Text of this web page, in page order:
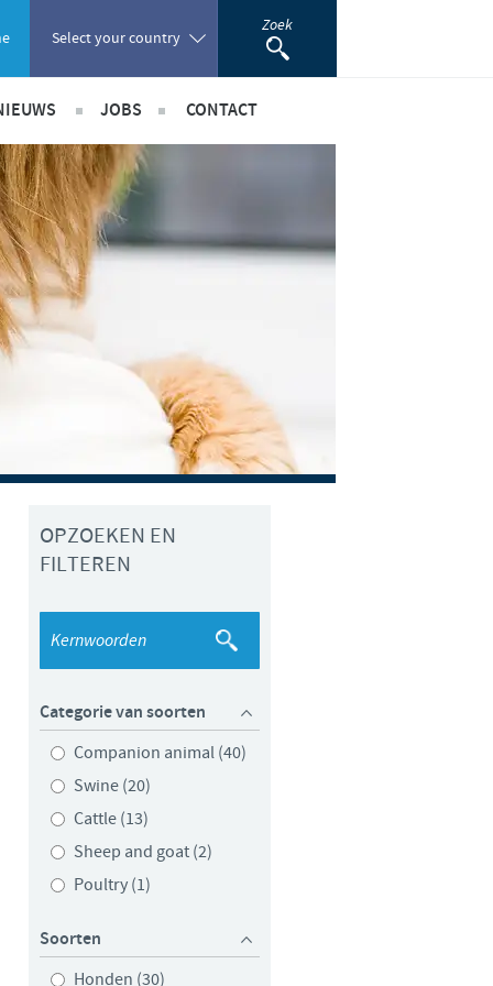
Select your country
Portugal
Romania
Russia
Thailand
Ukraine
United Kingdom
Vietnam
Zoek
Internationaal nieuws
Benelux Nieuws
JOBS
International position
CONTACT
OPZOEKEN EN
FILTEREN
Categorie van soorten
Companion animal (40)
Swine (20)
Cattle (13)
Sheep and goat (2)
Poultry (1)
Soorten
Honden (30)